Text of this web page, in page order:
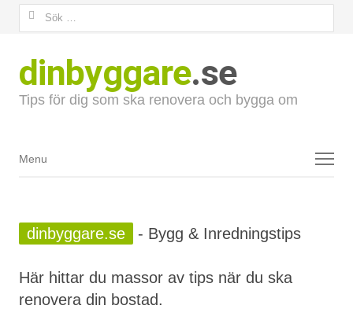
Sök
dinbyggare.se
Tips för dig som ska renovera och bygga om
Menu
Menu
dinbyggare.se - Bygg & Inredningstips
Här hittar du massor av tips när du ska
renovera din bostad.